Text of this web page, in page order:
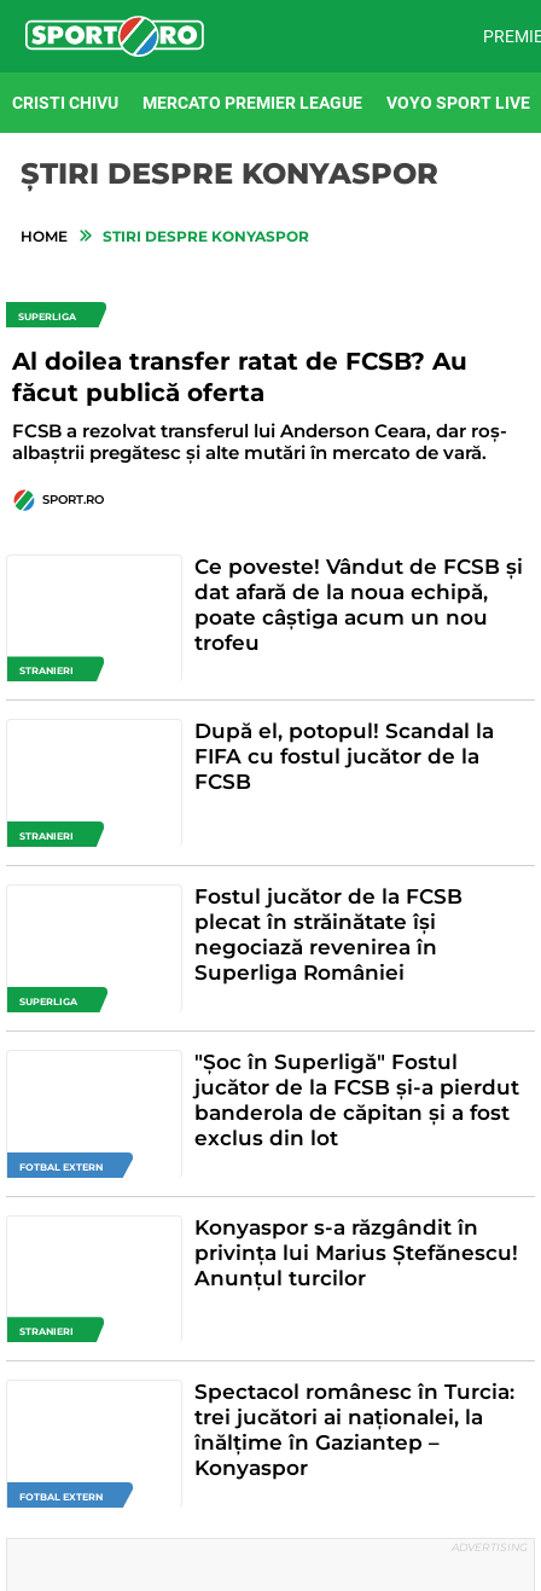
CRISTI CHIVU MERCATO PREMIER LEAGUE VOYO SPORT LIVE
ȘTIRI DESPRE KONYASPOR
HOME STIRI DESPRE KONYASPOR
SUPERLIGA
Al doilea transfer ratat de FCSB? Au
făcut publică oferta
FCSB a rezolvat transferul lui Anderson Ceara, dar roș-
albaștrii pregătesc și alte mutări în mercato de vară.
SPORT.RO
STRANIERI
Ce poveste! Vândut de FCSB și
dat afară de la noua echipă,
poate câștiga acum un nou
trofeu
STRANIERI
După el, potopul! Scandal la
FIFA cu fostul jucător de la
FCSB
SUPERLIGA
Fostul jucător de la FCSB
plecat în străinătate își
negociază revenirea în
Superliga României
FOTBAL EXTERN
"Șoc în Superligă" Fostul
jucător de la FCSB și-a pierdut
banderola de căpitan și a fost
exclus din lot
STRANIERI
Konyaspor s-a răzgândit în
privința lui Marius Ștefănescu!
Anunțul turcilor
FOTBAL EXTERN
Spectacol românesc în Turcia:
trei jucători ai naționalei, la
înălțime în Gaziantep –
Konyaspor